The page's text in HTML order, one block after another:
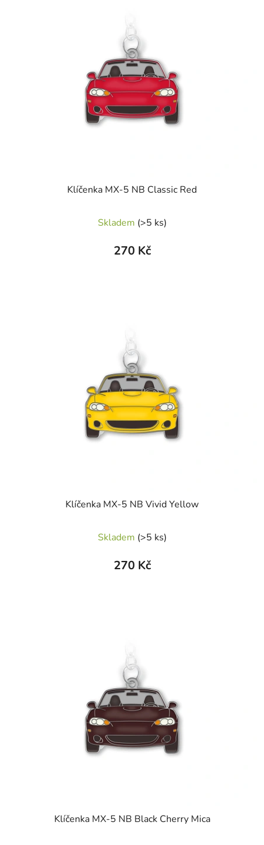
Klíčenka MX-5 NB Classic Red
Skladem (>5 ks)
270 Kč
Klíčenka MX-5 NB Vivid Yellow
Skladem (>5 ks)
270 Kč
Klíčenka MX-5 NB Black Cherry Mica